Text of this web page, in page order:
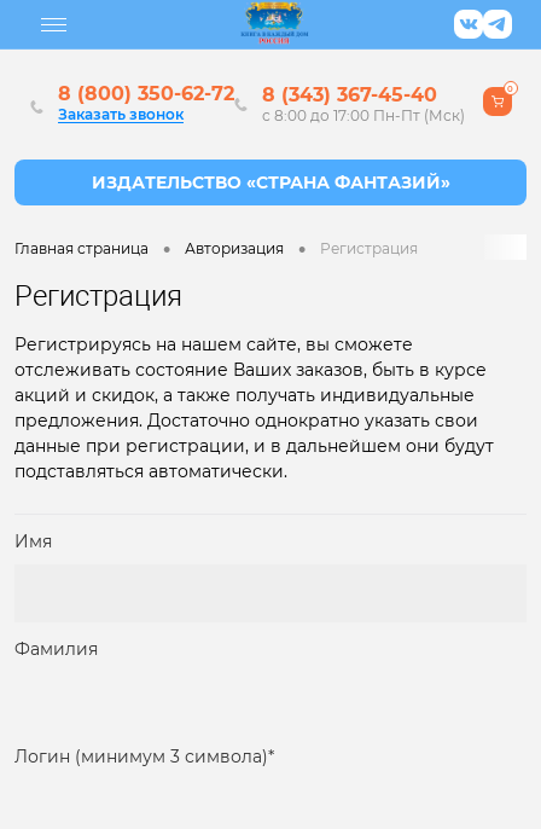
8 (800) 350-62-72
Заказать звонок
8 (343) 367-45-40
с 8:00 до 17:00 Пн-Пт (Мск)
0
Главная страница • Авторизация • Регистрация
Регистрация
Регистрируясь на нашем сайте, вы сможете
отслеживать состояние Ваших заказов, быть в курсе
акций и скидок, а также получать индивидуальные
предложения. Достаточно однократно указать свои
данные при регистрации, и в дальнейшем они будут
подставляться автоматически.
Имя
Фамилия
Логин (минимум 3 символа)*